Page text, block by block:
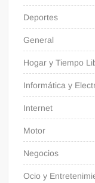
Deportes
General
Hogar y Tiempo
Informática y
Internet
Motor
Negocios
Ocio y